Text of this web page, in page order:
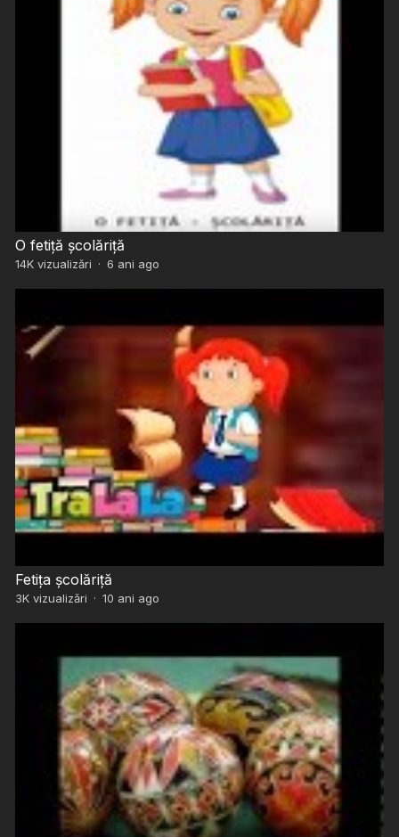
O fetiță școlăriță
14Kvizualizări · 6 ani ago
Fetița școlăriță
3Kvizualizări · 10 ani ago